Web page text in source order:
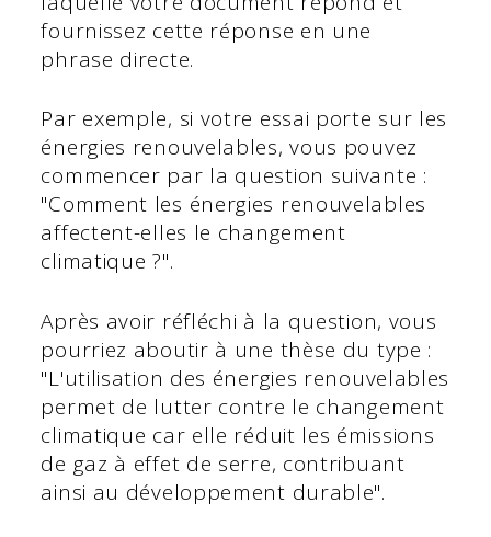
fournissez cette réponse en une
phrase directe.
Par exemple, si votre essai porte sur les
énergies renouvelables, vous pouvez
commencer par la question suivante :
"Comment les énergies renouvelables
affectent-elles le changement
climatique ?".
Après avoir réfléchi à la question, vous
pourriez aboutir à une thèse du type :
"L'utilisation des énergies renouvelables
permet de lutter contre le changement
climatique car elle réduit les émissions
de gaz à effet de serre, contribuant
ainsi au développement durable".